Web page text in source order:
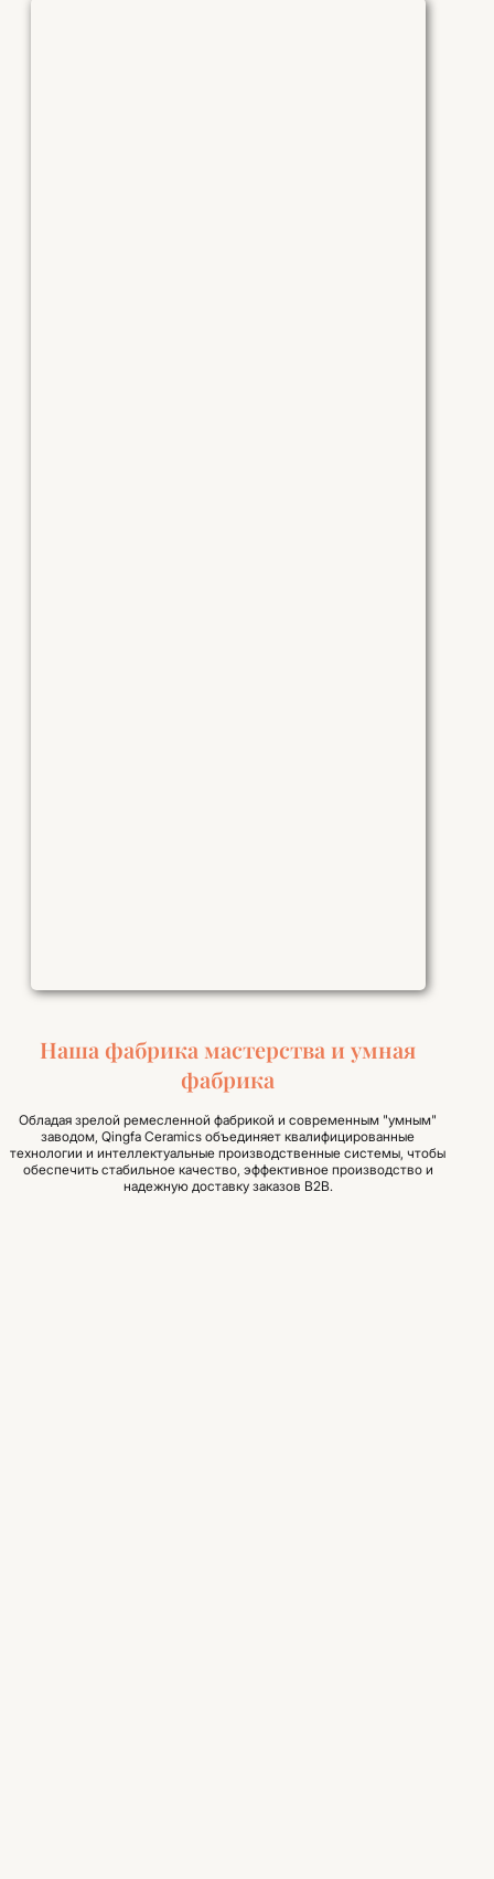
Наша фабрика мастерства и умная
фабрика
Обладая зрелой ремесленной фабрикой и современным "умным"
заводом, Qingfa Ceramics объединяет квалифицированные
технологии и интеллектуальные производственные системы, чтобы
обеспечить стабильное качество, эффективное производство и
надежную доставку заказов B2B.